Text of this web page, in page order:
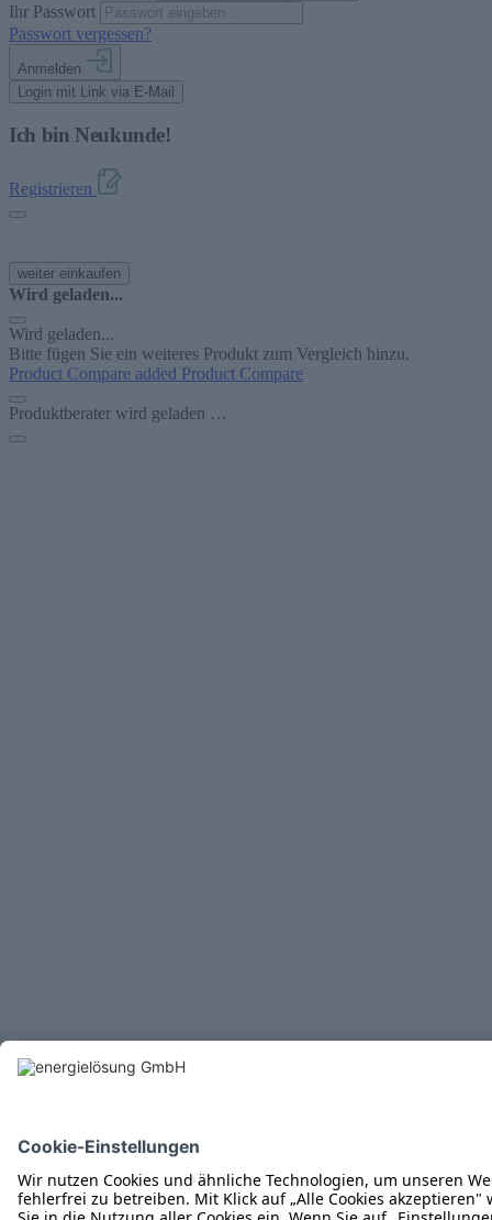
Ihr Passwort
Passwort vergessen?
Anmelden
Login mit Link via E-Mail
Ich bin Neukunde!
Registrieren
weiter einkaufen
Wird geladen...
Wird geladen...
Bitte fügen Sie ein weiteres Produkt zum Vergleich hinzu.
Product Compare added Product Compare
Produktberater wird geladen …